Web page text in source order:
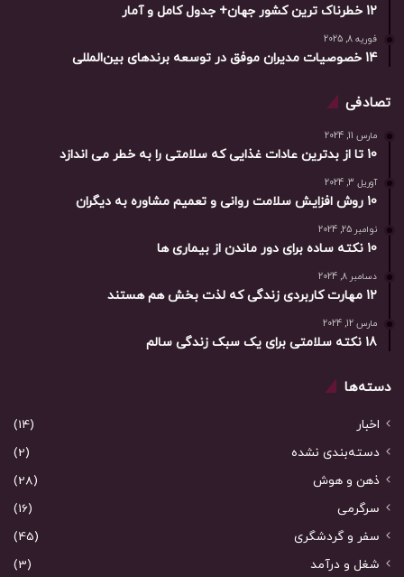
12 خطرناک ترین کشور جهان+ جدول کامل و آمار
فوریه 8, 2025
14 خصوصیات مدیران موفق در توسعه برندهای بین‌المللی
تصادفی
مارس 11, 2024
10 تا از بدترین عادات غذایی که سلامتی را به خطر می اندازد
آوریل 3, 2024
10 روش افزایش سلامت روانی و تعمیم مشاوره به دیگران
نوامبر 25, 2024
10 نکته ساده برای دور ماندن از بیماری ها
دسامبر 8, 2024
12 مهارت کاربردی زندگی که لذت بخش هم هستند
مارس 12, 2024
18 نکته سلامتی برای یک سبک زندگی سالم
دسته‌ها
اخبار
(14)
دسته‌بندی نشده
(2)
ذهن و هوش
(28)
سرگرمی
(16)
سفر و گردشگری
(45)
شغل و درآمد
(3)